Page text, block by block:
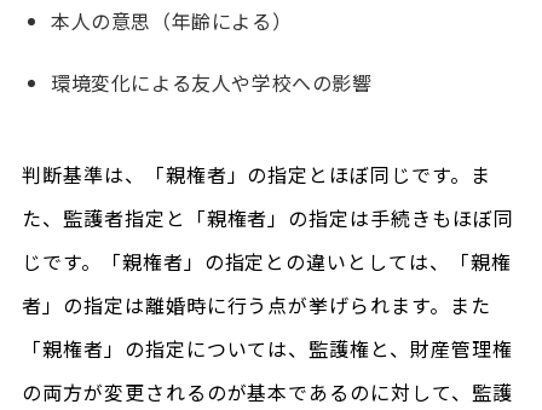
本人の意思（年齢による）
環境変化による友人や学校への影響
判断基準は、「親権者」の指定とほぼ同じです。ま
た、監護者指定と「親権者」の指定は手続きもほぼ同
じです。「親権者」の指定との違いとしては、「親権
者」の指定は離婚時に行う点が挙げられます。また
「親権者」の指定については、監護権と、財産管理権
の両方が変更されるのが基本であるのに対して、監護